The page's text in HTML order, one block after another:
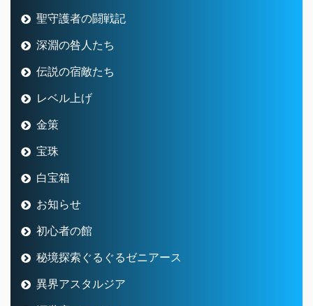
聖守護者の闘戦記
深淵の咎人たち
伝説の宿敵たち
レベル上げ
金策
宝珠
白宝箱
お知らせ
初心者の館
秘境探索ぐるぐるゼニアース
異界アスタルジア